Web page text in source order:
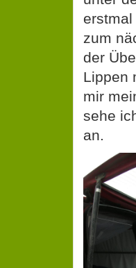
zum
der
Lippen
mir
sehe
an.